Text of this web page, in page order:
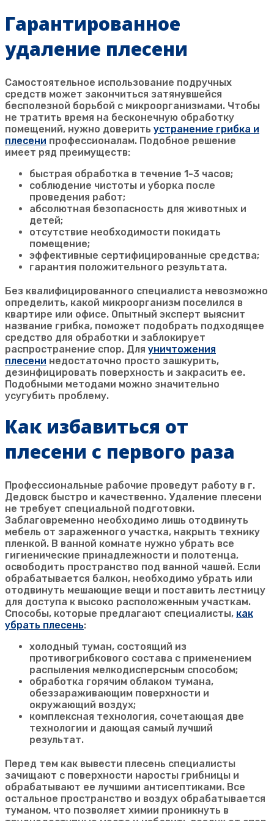
Гарантированное
удаление плесени
Самостоятельное использование подручных
средств может закончиться затянувшейся
бесполезной борьбой с микроорганизмами. Чтобы
не тратить время на бесконечную обработку
помещений, нужно доверить устранение грибка и
плесени профессионалам. Подобное решение
имеет ряд преимуществ:
быстрая обработка в течение 1-3 часов;
соблюдение чистоты и уборка после
проведения работ;
абсолютная безопасность для животных и
детей;
отсутствие необходимости покидать
помещение;
эффективные сертифицированные средства;
гарантия положительного результата.
Без квалифицированного специалиста невозможно
определить, какой микроорганизм поселился в
квартире или офисе. Опытный эксперт выяснит
название грибка, поможет подобрать подходящее
средство для обработки и заблокирует
распространение спор. Для уничтожения
плесени недостаточно просто зашкурить,
дезинфицировать поверхность и закрасить ее.
Подобными методами можно значительно
усугубить проблему.
Как избавиться от
плесени с первого раза
Профессиональные рабочие проведут работу в г.
Дедовск быстро и качественно. Удаление плесени
не требует специальной подготовки.
Заблаговременно необходимо лишь отодвинуть
мебель от зараженного участка, накрыть технику
пленкой. В ванной комнате нужно убрать все
гигиенические принадлежности и полотенца,
освободить пространство под ванной чашей. Если
обрабатывается балкон, необходимо убрать или
отодвинуть мешающие вещи и поставить лестницу
для доступа к высоко расположенным участкам.
Способы, которые предлагают специалисты, как
убрать плесень:
холодный туман, состоящий из
противогрибкового состава с применением
распыления мелкодисперсным способом;
обработка горячим облаком тумана,
обеззараживающим поверхности и
окружающий воздух;
комплексная технология, сочетающая две
технологии и дающая самый лучший
результат.
Перед тем как вывести плесень специалисты
зачищают с поверхности наросты грибницы и
обрабатывают ее лучшими антисептиками. Все
остальное пространство и воздух обрабатывается
туманом, что позволяет химии проникнуть в